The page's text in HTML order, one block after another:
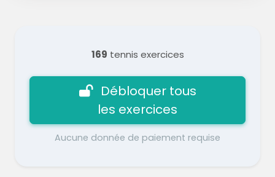
169 tennis exercices
Débloquer tous
les exercices
Aucune donnée de paiement requise